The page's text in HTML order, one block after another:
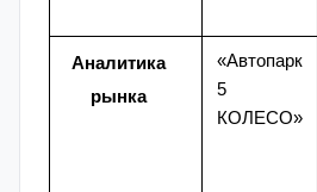
Аналитика
рынка
«Автопарк
5
КОЛЕСО»